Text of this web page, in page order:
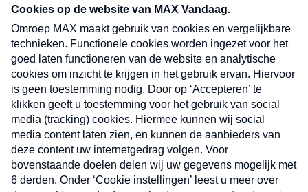
nieuwsbrief. Elke vrijdag- en dinsdagochtend in
uw mailbox.
Verzend